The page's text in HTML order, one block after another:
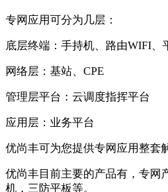
专网应用可分为几层：
底层终端：手持机、路由WIFI、
网络层：基站、CPE
管理层平台：云调度指挥平台
应用层：业务平台
优尚丰可为您提供专网应用整套
优尚丰目前主要的产品有，专网
机，三防平板等。